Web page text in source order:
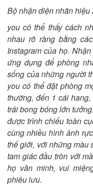
Bộ nhận diện nhãn hiệu
you có thể thấy cách
nhau rõ ràng bằng
Instagram của họ.
ứng dụng để phòng
sống của những người
you có thể đặt phòng
thường, đến 1 cái
trái bong bóng lớn
được trình chiếu toàn
cùng nhiều hình ảnh
thế giới, với những màu
tam giác đầu tròn với
họ văn minh, vui
phiêu lưu.